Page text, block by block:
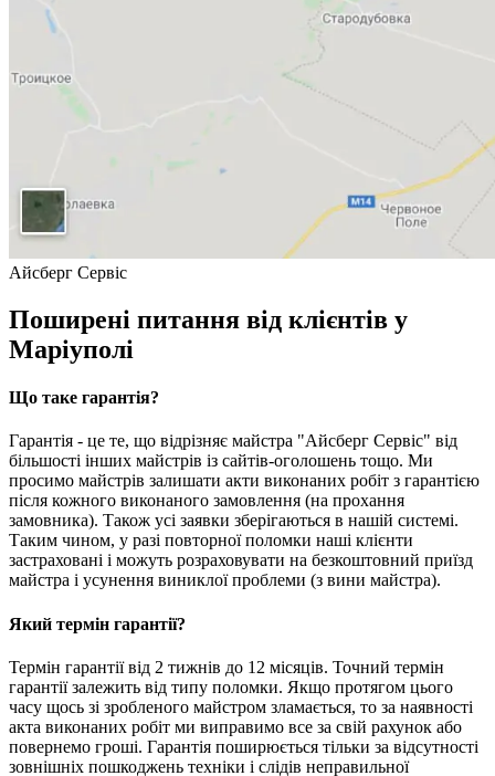
Айсберг Сервіс
Поширені питання від клієнтів у
Маріуполі
Що таке гарантія?
Гарантія - це те, що відрізняє майстра "Айсберг Сервіс" від
більшості інших майстрів із сайтів-оголошень тощо. Ми
просимо майстрів залишати акти виконаних робіт з гарантією
після кожного виконаного замовлення (на прохання
замовника). Також усі заявки зберігаються в нашій системі.
Таким чином, у разі повторної поломки наші клієнти
застраховані і можуть розраховувати на безкоштовний приїзд
майстра і усунення виниклої проблеми (з вини майстра).
Який термін гарантії?
Термін гарантії від 2 тижнів до 12 місяців. Точний термін
гарантії залежить від типу поломки. Якщо протягом цього
часу щось зі зробленого майстром зламається, то за наявності
акта виконаних робіт ми виправимо все за свій рахунок або
повернемо гроші. Гарантія поширюється тільки за відсутності
зовнішніх пошкоджень техніки і слідів неправильної